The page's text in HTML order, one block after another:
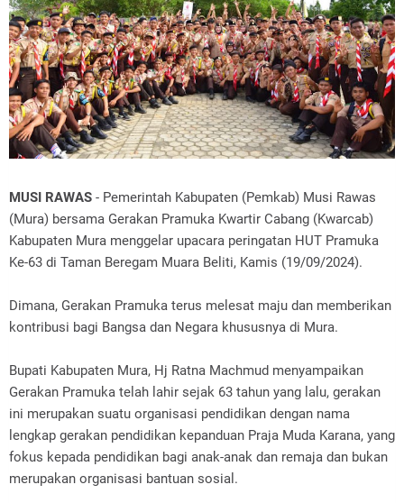
MUSI RAWAS - Pemerintah Kabupaten (Pemkab) Musi Rawas
(Mura) bersama Gerakan Pramuka Kwartir Cabang (Kwarcab)
Kabupaten Mura menggelar upacara peringatan HUT Pramuka
Ke-63 di Taman Beregam Muara Beliti, Kamis (19/09/2024).
Dimana, Gerakan Pramuka terus melesat maju dan memberikan
kontribusi bagi Bangsa dan Negara khususnya di Mura.
Bupati Kabupaten Mura, Hj Ratna Machmud menyampaikan
Gerakan Pramuka telah lahir sejak 63 tahun yang lalu, gerakan
ini merupakan suatu organisasi pendidikan dengan nama
lengkap gerakan pendidikan kepanduan Praja Muda Karana, yang
fokus kepada pendidikan bagi anak-anak dan remaja dan bukan
merupakan organisasi bantuan sosial.